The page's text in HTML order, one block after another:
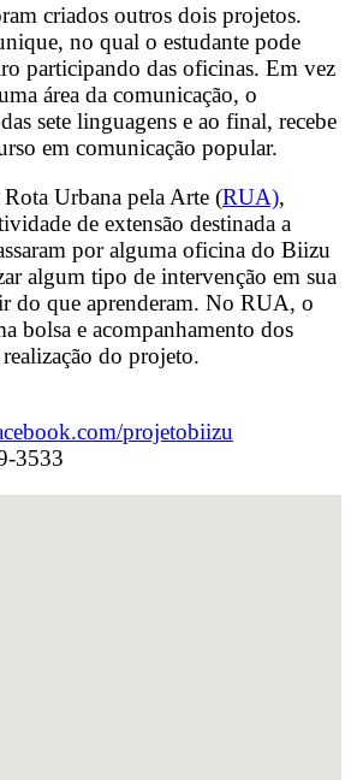
criados outros dois projetos.
no qual o estudante pode
participando das oficinas. Em vez
área da comunicação, o
sete linguagens e ao final, recebe
em comunicação popular.
Urbana pela Arte (RUA),
de extensão destinada a
por alguma oficina do Biizu
algum tipo de intervenção em sua
do que aprenderam. No RUA, o
bolsa e acompanhamento dos
do projeto.
projetobiizu
3533